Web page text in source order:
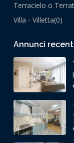
Terracielo o
Villa - Villetta(0)
Annunci